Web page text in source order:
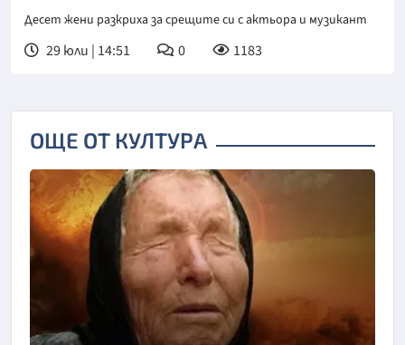
Десет жени разкриха за срещите си с актьора и музикант
29 юли | 14:51 0 1183
ОЩЕ ОТ КУЛТУРА